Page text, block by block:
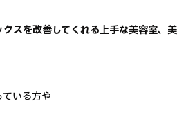
クスを改善してくれる上手な美容室、美
いる方や